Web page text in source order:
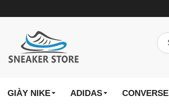
GIÀY NIKE ADIDAS CONVERSE